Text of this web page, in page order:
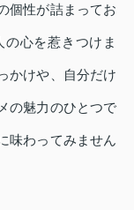
個性が詰まってお
心を惹きつけま
かけや、自分だけ
の魅力のひとつで
味わってみません